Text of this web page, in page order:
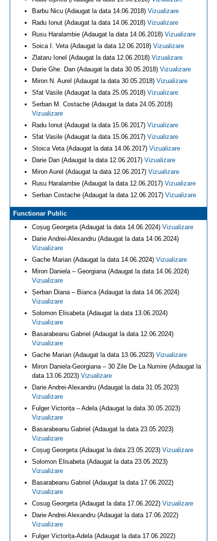
Barbu Nicu (Adaugat la data 14.06.2018) Vizualizare
Radu Ionut (Adaugat la data 14.06.2018) Vizualizare
Rusu Haralambie (Adaugat la data 14.06.2018) Vizualizare
Soica I. Veta (Adaugat la data 12.06.2018) Vizualizare
Zlataru Ionel (Adaugat la data 12.06.2018) Vizualizare
Darie Ghe. Dan (Adaugat la data 30.05.2018) Vizualizare
Miron N. Aurel (Adaugat la data 30.05.2018) Vizualizare
Sfat Vasile (Adaugat la data 25.05.2018) Vizualizare
Serban M. Costache (Adaugat la data 24.05.2018)
Vizualizare
Radu Ionut (Adaugat la data 15.06.2017) Vizualizare
Sfat Vasile (Adaugat la data 15.06.2017) Vizualizare
Stoica Veta (Adaugat la data 14.06.2017) Vizualizare
Darie Dan (Adaugat la data 12.06.2017) Vizualizare
Miron Aurel (Adaugat la data 12.06.2017) Vizualizare
Rusu Haralambie (Adaugat la data 12.06.2017) Vizualizare
Serban Costache (Adaugat la data 12.06.2017) Vizualizare
Functionar Public
Coșug Georgeta (Adaugat la data 14.06.2024) Vizualizare
Darie Andrei-Alexandru (Adaugat la data 14.06.2024)
Vizualizare
Gache Marian (Adaugat la data 14.06.2024) Vizualizare
Miron Daniela – Georgiana (Adaugat la data 14.06.2024)
Vizualizare
Șerban Diana – Bianca (Adaugat la data 14.06.2024)
Vizualizare
Solomon Elisabeta (Adaugat la data 13.06.2024)
Vizualizare
Basarabeanu Gabriel (Adaugat la data 12.06.2024)
Vizualizare
Gache Marian (Adaugat la data 13.06.2023) Vizualizare
Miron Daniela-Georgiana – 30 Zile De La Numire (Adaugat la
data 13.06.2023) Vizualizare
Darie Andrei-Alexandru (Adaugat la data 31.05.2023)
Vizualizare
Fulger Victorița – Adela (Adaugat la data 30.05.2023)
Vizualizare
Basarabeanu Gabriel (Adaugat la data 23.05.2023)
Vizualizare
Coșug Georgeta (Adaugat la data 23.05.2023) Vizualizare
Solomon Elisabeta (Adaugat la data 23.05.2023)
Vizualizare
Basarabeanu Gabriel (Adaugat la data 17.06.2022)
Vizualizare
Cosug Georgeta (Adaugat la data 17.06.2022) Vizualizare
Darie Andrei Alexandru (Adaugat la data 17.06.2022)
Vizualizare
Fulger Victorița-Adela (Adaugat la data 17.06.2022)